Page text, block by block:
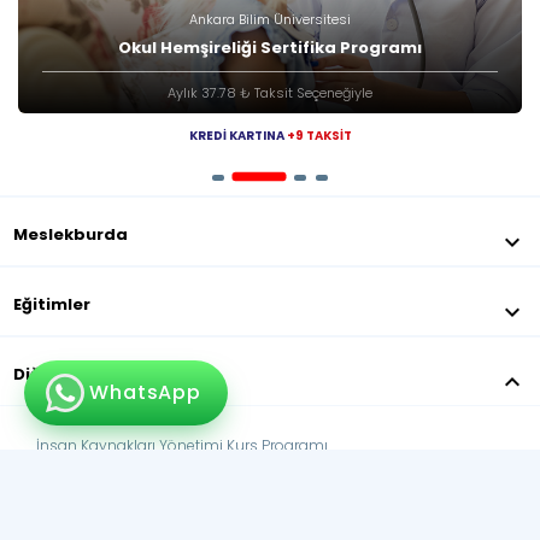
Ankara Bilim Üniversitesi
Okul Hemşireliği Sertifika Programı
Aylık 37.78 ₺ Taksit Seçeneğiyle
KREDİ KARTINA +9 TAKSİT
WhatsApp
Meslekburda keyboard_arrow_down
Eğitimler keyboard_arrow_down
Diğer Eğitimler keyboard_arrow_down
İnsan Kaynakları Yönetimi Kurs Programı